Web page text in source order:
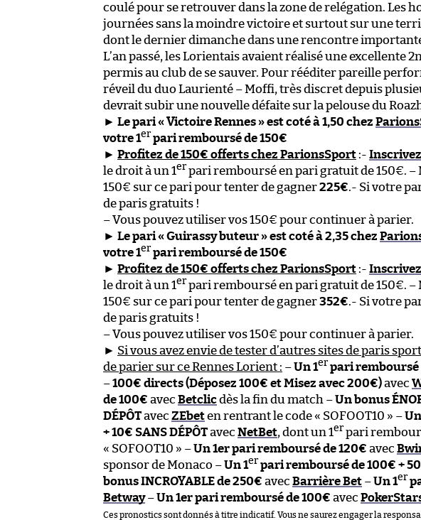
coulé pour se retrouver dans la zone de relégation. Les
journées sans la moindre victoire et surtout sur une
dont le dernier dimanche dans une rencontre
L’an passé, les Lorientais avaient réalisé une excellente
permis au club de se sauver. Pour rééditer pareille
réveil du duo Laurienté – Moffi, très discret depuis
devrait subir une nouvelle défaite sur la pelouse du
► Le pari « Victoire Rennes » est coté à 1,50 chez
votre 1er pari remboursé de 150€
► Profitez de 150€ offerts chez ParionsSport :-
le droit à un 1er pari remboursé en pari gratuit de 150€. –
150€ sur ce pari pour tenter de gagner225€.- Si votre
de paris gratuits !
– Vous pouvez utiliser vos 150€ pour continuer à parier.
► Le pari « Guirassy buteur » est coté à 2,35 chez
votre 1er pari remboursé de 150€
► Profitez de 150€ offerts chez ParionsSport :-
le droit à un 1er pari remboursé en pari gratuit de 150€. –
150€ sur ce pari pour tenter de gagner352€.- Si votre
de paris gratuits !
– Vous pouvez utiliser vos 150€ pour continuer à parier.
► Si vous avez envie de tester d’autres sites de paris
de parier sur ce Rennes Lorient : –Un 1er pari remboursé
–100€ directs (Déposez 100€ et Misez avec 200€)avec
de 100€ avec Betclicdès la fin du match –Un bonus
DÉPÔTavec ZEbeten rentrant le code « SOFOOT10 » –
+ 10€ SANS DÉPÔTavec NetBet, dont un 1er pari
« SOFOOT10 » –Un 1er pari remboursé de 120€ avec
sponsor de Monaco –Un 1er pari remboursé de 100€ +
bonus INCROYABLE de 250€ avec Barrière Bet –Un 1er
Betway–Un 1er pari remboursé de 100€ avec
Ces pronostics sont donnés à titre indicatif. Vous ne saurez engager la